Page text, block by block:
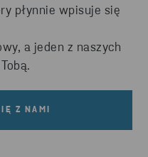
płynnie wpisuje się
a jeden z naszych
Z NAMI